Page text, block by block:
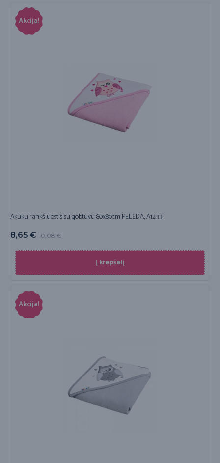
Akcija!
Akuku rankšluostis su gobtuvu 80x80cm PELĖDA, A1233
10,08€
8,65 €
Į krepšelį
Akcija!